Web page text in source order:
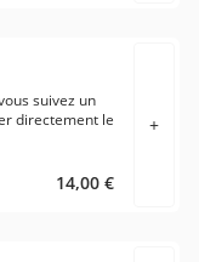
suivez un
directement le
14,00 €
+